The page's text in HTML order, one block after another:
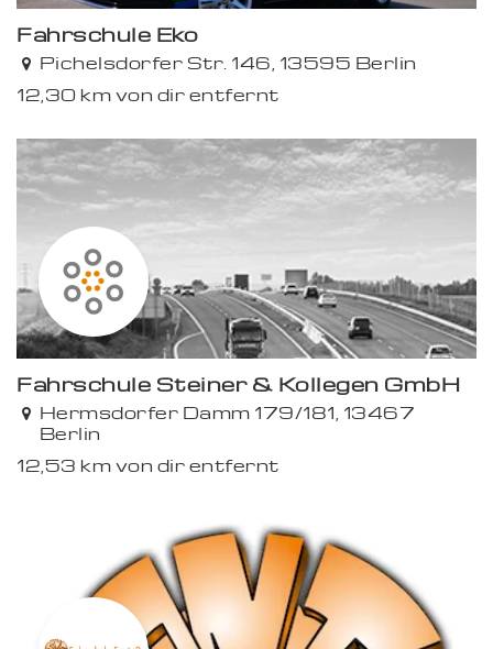
Fahrschule Eko
Pichelsdorfer Str. 146, 13595 Berlin
12,30 km von dir entfernt
Fahrschule Steiner & Kollegen GmbH
Hermsdorfer Damm 179/181, 13467
Berlin
12,53 km von dir entfernt